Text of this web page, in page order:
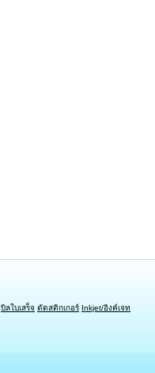
บิลใบเสร็จ ตัดสติกเกอร์ Inkjet/อิงค์เจท